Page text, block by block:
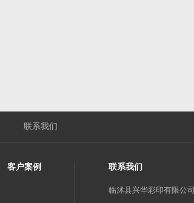
联系我们
客户案例 联系我们
临沭县兴华彩印有限公司